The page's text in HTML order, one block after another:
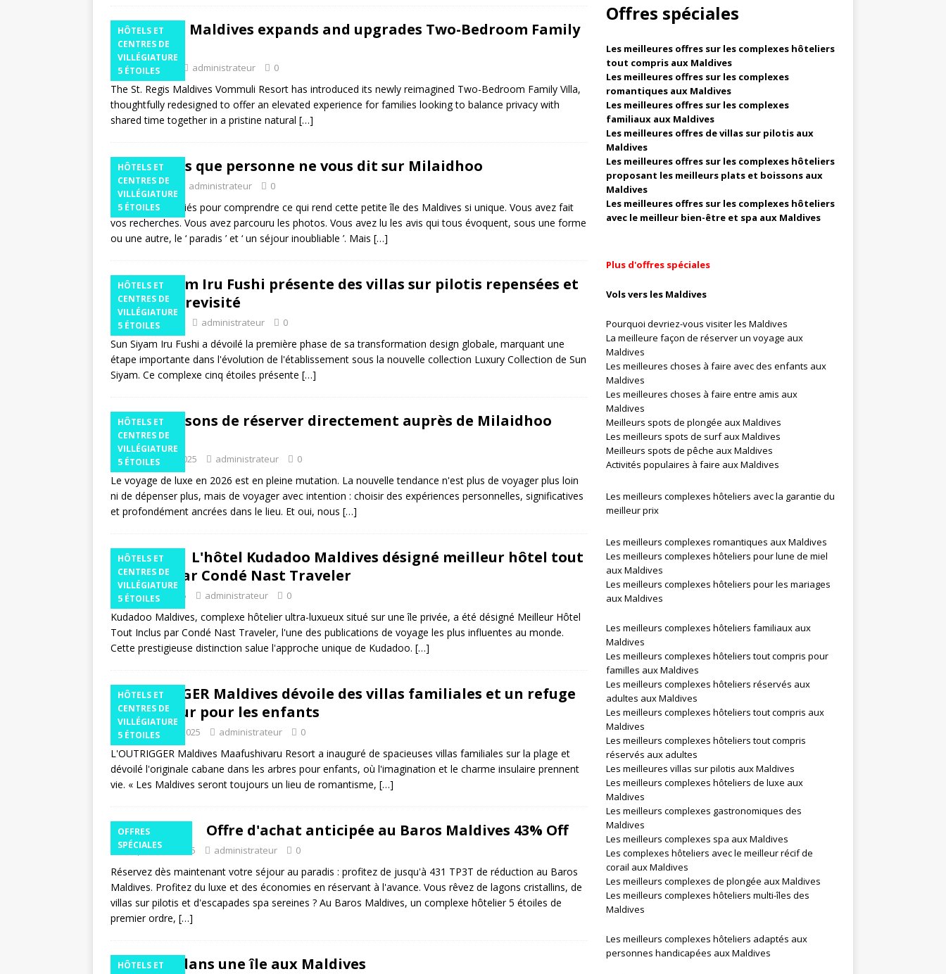
d'escapades romantiques
ÉTOILES
HÔTELS ET
CENTRES DE
VILLÉGIATURE
5 ÉTOILES
St. Regis Maldives expands and upgrades Two-Bedroom Family
Villa
avril 10, 2026 administrateur 0
The St. Regis Maldives Vommuli Resort has introduced its newly reimagined Two-Bedroom Family Villa,
thoughtfully redesigned to offer an elevated experience for families looking to balance privacy with
shared time together in a pristine natural […]
HÔTELS ET
CENTRES DE
VILLÉGIATURE
5 ÉTOILES
15 choses que personne ne vous dit sur Milaidhoo
3 mars 2026 administrateur 0
Le guide des initiés pour comprendre ce qui rend cette petite île des Maldives si unique. Vous avez fait
vos recherches. Vous avez parcouru les photos. Vous avez lu les avis qui tous évoquent, sous une forme
ou une autre, le ‘ paradis ’ et ‘ un séjour inoubliable ’. Mais […]
HÔTELS ET
CENTRES DE
VILLÉGIATURE
5 ÉTOILES
Sun Siyam Iru Fushi présente des villas sur pilotis repensées et
un design revisité
26 janvier 2026 administrateur 0
Sun Siyam Iru Fushi a dévoilé la première phase de sa transformation design globale, marquant une
étape importante dans l'évolution de l'établissement sous la nouvelle collection Luxury Collection de Sun
Siyam. Ce complexe cinq étoiles présente […]
HÔTELS ET
CENTRES DE
VILLÉGIATURE
5 ÉTOILES
Neuf raisons de réserver directement auprès de Milaidhoo
Maldives
11 décembre 2025 administrateur 0
Le voyage de luxe en 2026 est en pleine mutation. La nouvelle tendance n'est plus de voyager plus loin
ni de dépenser plus, mais de voyager avec intention : choisir des expériences personnelles, significatives
et profondément ancrées dans le lieu. Et oui, nous […]
HÔTELS ET
CENTRES DE
VILLÉGIATURE
5 ÉTOILES
L'hôtel Kudadoo Maldives désigné meilleur hôtel tout
compris par Condé Nast Traveler
19 octobre 2025 administrateur 0
Kudadoo Maldives, complexe hôtelier ultra-luxueux situé sur une île privée, a été désigné Meilleur Hôtel
Tout Inclus par Condé Nast Traveler, l'une des publications de voyage les plus influentes au monde.
Cette prestigieuse distinction salue l'approche unique de Kudadoo. […]
HÔTELS ET
CENTRES DE
VILLÉGIATURE
5 ÉTOILES
OUTRIGGER Maldives dévoile des villas familiales et un refuge
enchanteur pour les enfants
24 septembre 2025 administrateur 0
L'OUTRIGGER Maldives Maafushivaru Resort a inauguré de spacieuses villas familiales sur la plage et
dévoilé l'originale cabane dans les arbres pour enfants, où l'imagination et le charme insulaire prennent
vie. « Les Maldives seront toujours un lieu de romantisme, […]
OFFRES
SPÉCIALES
Offre d'achat anticipée au Baros Maldives 43% Off
3 septembre 2025 administrateur 0
Réservez dès maintenant votre séjour au paradis : profitez de jusqu'à 431 TP3T de réduction au Baros
Maldives. Profitez du luxe et des économies en réservant à l'avance. Vous rêvez de lagons cristallins, de
villas sur pilotis et d'escapades spa sereines ? Au Baros Maldives, un complexe hôtelier 5 étoiles de
premier ordre, […]
HÔTELS ET
Une île dans une île aux Maldives
Offres spéciales
Les meilleures offres sur les complexes hôteliers
tout compris aux Maldives
Les meilleures offres sur les complexes
romantiques aux Maldives
Les meilleures offres sur les complexes
familiaux aux Maldives
Les meilleures offres de villas sur pilotis aux
Maldives
Les meilleures offres sur les complexes hôteliers
proposant les meilleurs plats et boissons aux
Maldives
Les meilleures offres sur les complexes hôteliers
avec le meilleur bien-être et spa aux Maldives
Plus d'offres spéciales
Vols vers les Maldives
Pourquoi devriez-vous visiter les Maldives
La meilleure façon de réserver un voyage aux
Maldives
Les meilleures choses à faire avec des enfants aux
Maldives
Les meilleures choses à faire entre amis aux
Maldives
Meilleurs spots de plongée aux Maldives
Les meilleurs spots de surf aux Maldives
Meilleurs spots de pêche aux Maldives
Activités populaires à faire aux Maldives
Les meilleurs complexes hôteliers avec la garantie du
meilleur prix
Les meilleurs complexes romantiques aux Maldives
Les meilleurs complexes hôteliers pour lune de miel
aux Maldives
Les meilleurs complexes hôteliers pour les mariages
aux Maldives
Les meilleurs complexes hôteliers familiaux aux
Maldives
Les meilleurs complexes hôteliers tout compris pour
familles aux Maldives
Les meilleurs complexes hôteliers réservés aux
adultes aux Maldives
Les meilleurs complexes hôteliers tout compris aux
Maldives
Les meilleurs complexes hôteliers tout compris
réservés aux adultes
Les meilleures villas sur pilotis aux Maldives
Les meilleurs complexes hôteliers de luxe aux
Maldives
Les meilleurs complexes gastronomiques des
Maldives
Les meilleurs complexes spa aux Maldives
Les complexes hôteliers avec le meilleur récif de
corail aux Maldives
Les meilleurs complexes de plongée aux Maldives
Les meilleurs complexes hôteliers multi-îles des
Maldives
Les meilleurs complexes hôteliers adaptés aux
personnes handicapées aux Maldives